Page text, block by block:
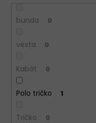
bunda 0
vesta 0
Kabát 0
Polo tričko 1
Tričko 0